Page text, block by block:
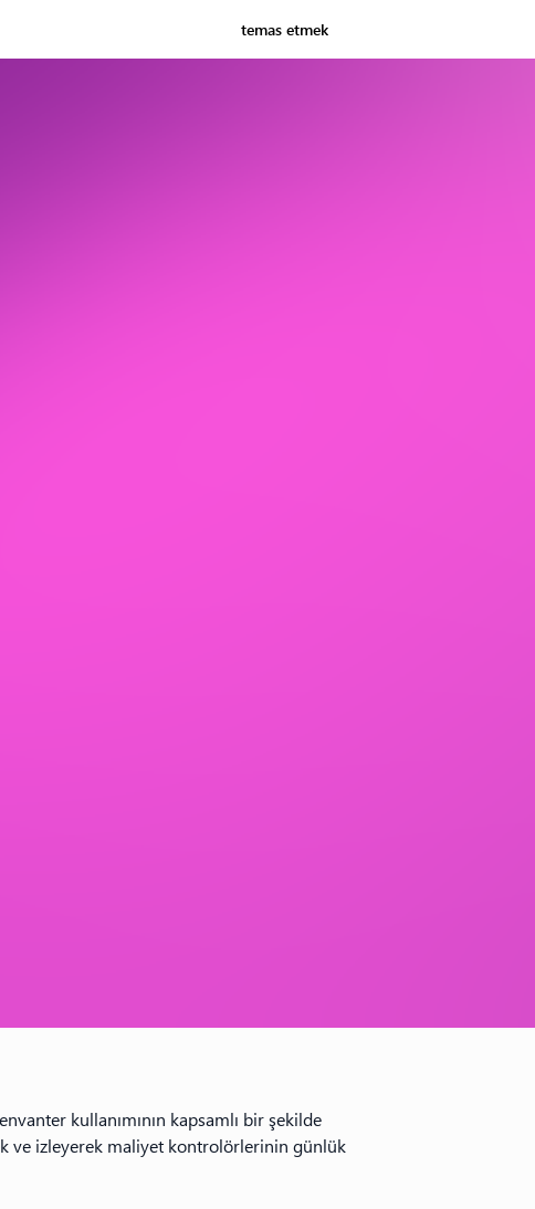
temas etmek
kullanımının kapsamlı bir şekilde
ve izleyerek maliyet kontrolörlerinin günlük